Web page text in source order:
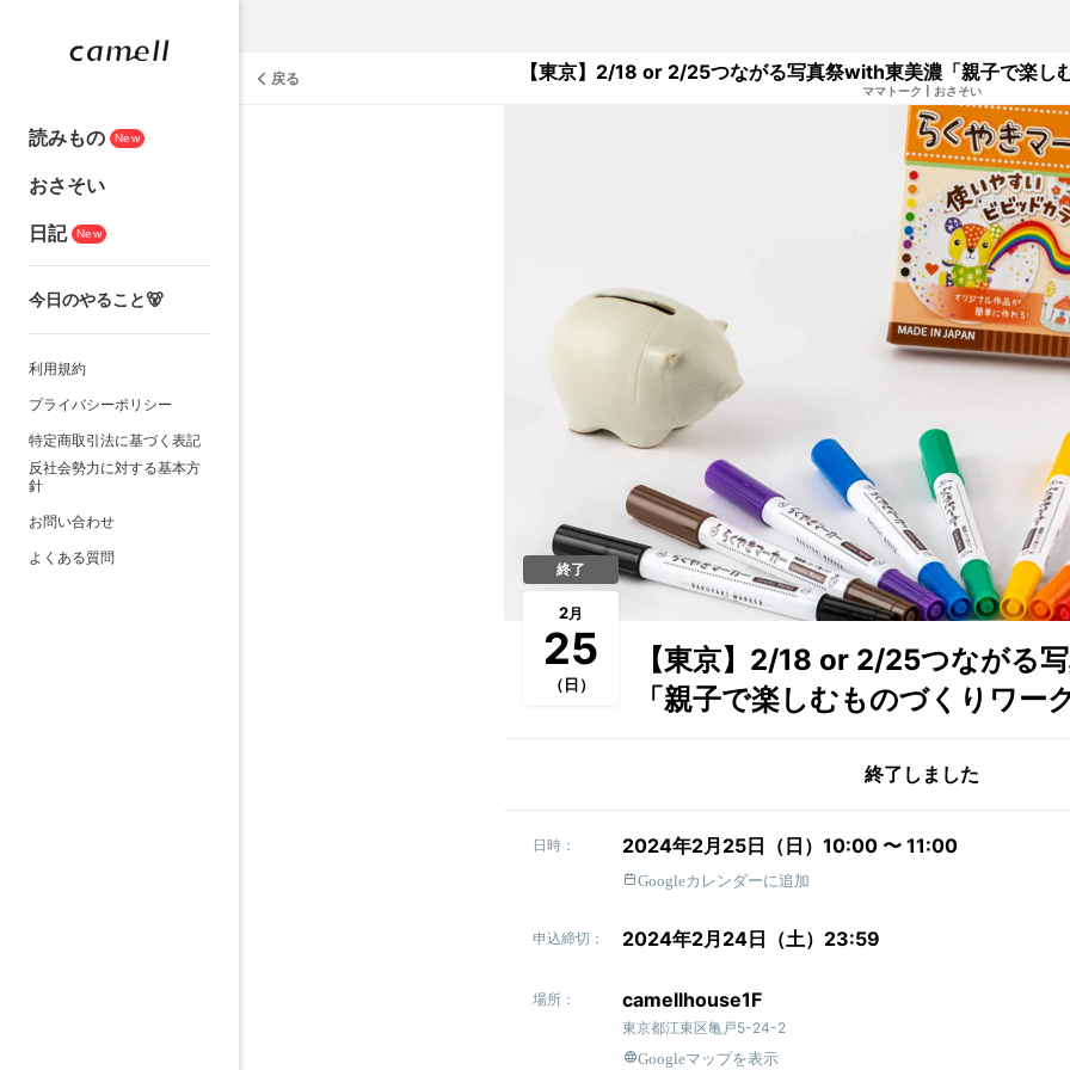
読みもの New
おさそい
日記
New
今日のやること🐻
利用規約
プライバシーポリシー
特定商取引法に基づく表記
反社会勢力に対する基本方
針
お問い合わせ
よくある質問
戻る 【東京】2/18 or 2/25つながる写真祭with東美濃「親子で楽し
ママトーク おさそい
終了
2月
25
（日）
【東京】2/18 or 2/25つながる
「親子で楽しむものづくりワー
終了しました
日時： 2024年2月25日（日）10:00 〜 11:00
Googleカレンダーに追加
申込締切： 2024年2月24日（土）23:59
場所： camellhouse1F
東京都江東区亀戸5-24-2
Googleマップを表示